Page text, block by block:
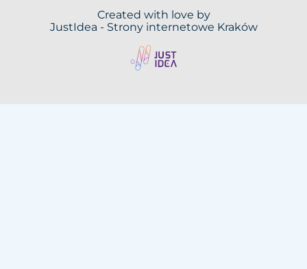
Created with love by
JustIdea - Strony internetowe Kraków